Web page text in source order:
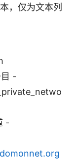
，仅为文本列
-
-